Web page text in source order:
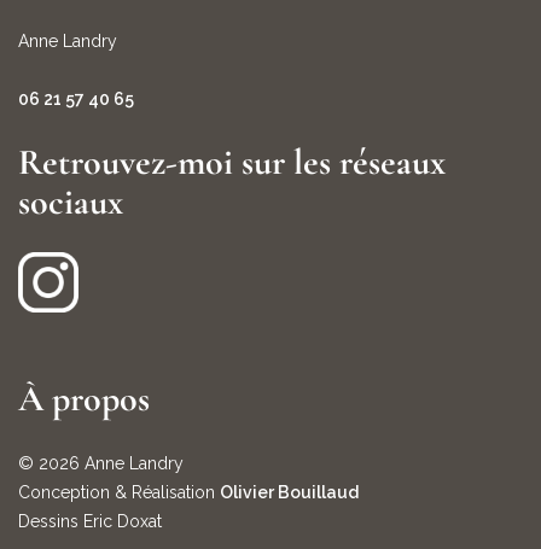
Anne Landry
06 21 57 40 65
Retrouvez-moi sur les réseaux
sociaux
À propos
© 2026 Anne Landry
Conception & Réalisation Olivier Bouillaud
Dessins Eric Doxat